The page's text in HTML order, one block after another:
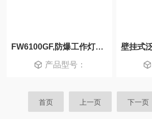
FW6100GF,防爆工作灯现货,批发防爆照明灯
产品型号：
首页 上一页 下一页